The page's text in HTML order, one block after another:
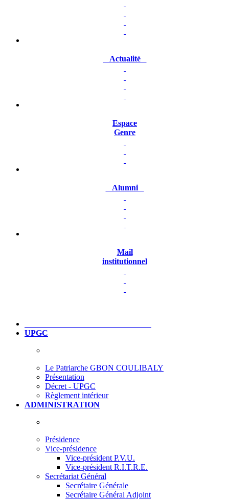
Actualité
Espace
Genre
Alumni
Mail
institutionnel
UPGC
Le Patriarche GBON COULIBALY
Présentation
Décret - UPGC
Règlement intérieur
ADMINISTRATION
Présidence
Vice-présidence
Vice-président P.V.U.
Vice-président R.I.T.R.E.
Secrétariat Général
Secrétaire Générale
Secrétaire Général Adjoint